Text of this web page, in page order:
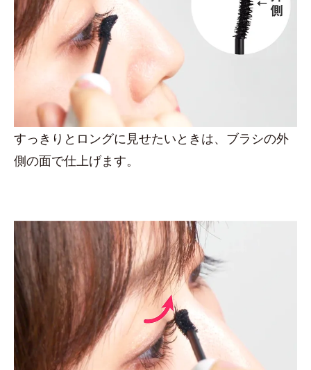
すっきりとロングに見せたいときは、ブラシの外
側の面で仕上げます。